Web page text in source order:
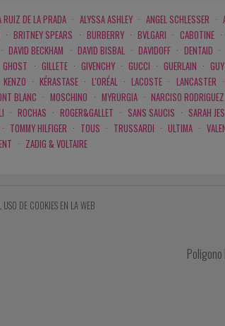
RUIZ DE LA PRADA · ALYSSA ASHLEY · ANGEL SCHLESSER ·
· BRITNEY SPEARS · BURBERRY · BVLGARI · CABOTINE ·
· DAVID BECKHAM · DAVID BISBAL · DAVIDOFF · DENTAID ·
GHOST · GILLETE · GIVENCHY · GUCCI · GUERLAIN ·
KENZO · KÉRASTASE · L'ORÉAL · LACOSTE · LANCASTER ·
BLANC · MOSCHINO · MYRURGIA · NARCISO RODRIGUEZ
· ROCHAS · ROGER&GALLET · SANS SAUCIS · SARAH
· TOMMY HILFIGER · TOUS · TRUSSARDI · ULTIMA ·
· ZADIG & VOLTAIRE
USO DE COOKIES EN LA WEB